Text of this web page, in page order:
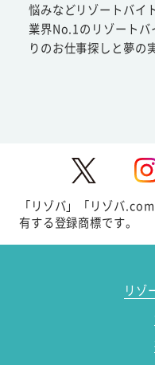
悩みなどリゾートバイ
業界No.1のリゾートバ
りのお仕事探しと夢の
「リゾバ」「リゾバ
有する登録商標です。
リゾ